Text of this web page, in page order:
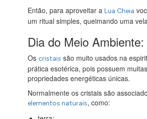
Então, para aproveitar aLua Cheia
um ritual simples, queimando uma
Dia do Meio
Oscristais são muito usados na
prática esotérica, pois possuem muitas
propriedades energéticas únicas.
Normalmente os cristais são
elementos naturais, como: